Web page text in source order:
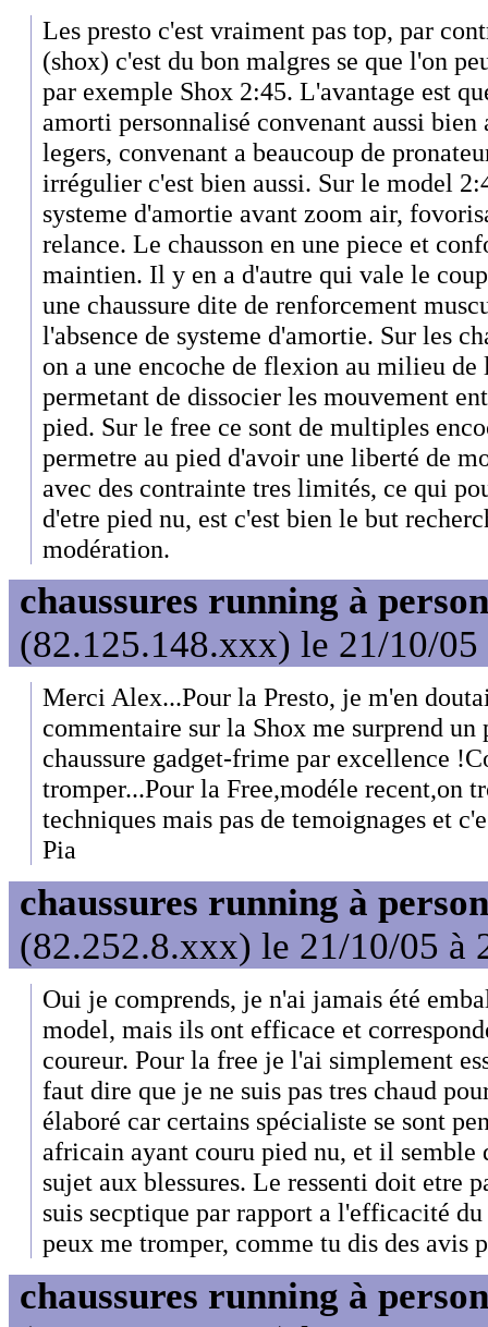
Les presto c'est vraiment pas top, par
(shox) c'est du bon malgres se que l'on
par exemple Shox 2:45. L'avantage est
amorti personnalisé convenant aussi bien
legers, convenant a beaucoup de
irrégulier c'est bien aussi. Sur le model
systeme d'amortie avant zoom air,
relance. Le chausson en une piece et
maintien. Il y en a d'autre qui vale le
une chaussure dite de renforcement
l'absence de systeme d'amortie. Sur les
on a une encoche de flexion au milieu
permetant de dissocier les mouvement
pied. Sur le free ce sont de multiples
permetre au pied d'avoir une liberté de
avec des contrainte tres limités, ce qui
d'etre pied nu, est c'est bien le but
modération.
chaussures running à
(82.125.148.xxx) le 21/10/05
Merci Alex...Pour la Presto, je m'en
commentaire sur la Shox me surprend
chaussure gadget-frime par excellence
tromper...Pour la Free,modéle recent,on
techniques mais pas de temoignages et
Pia
chaussures running à
(82.252.8.xxx) le 21/10/05 à
Oui je comprends, je n'ai jamais été
model, mais ils ont efficace et
coureur. Pour la free je l'ai simplement
faut dire que je ne suis pas tres chaud
élaboré car certains spécialiste se sont
africain ayant couru pied nu, et il semble
sujet aux blessures. Le ressenti doit etre
suis secptique par rapport a l'efficacité
peux me tromper, comme tu dis des avis
chaussures running à